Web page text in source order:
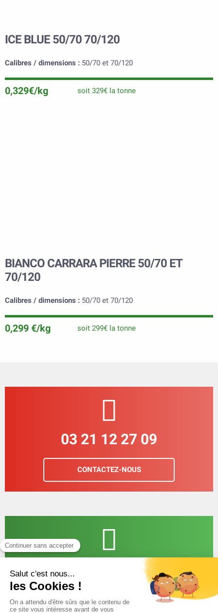
ICE BLUE 50/70 70/120
Calibres / dimensions : 50/70 et 70/120
0,329€/kg soit 329€ la tonne
BIANCO CARRARA PIERRE 50/70 ET
70/120
Calibres / dimensions : 50/70 et 70/120
0,299 €/kg soit 299€ la tonne
03 21 12 27 09
CONTACTEZ-NOUS
LIVRAISON À DOMICILE
Choisissez vos produits en toute sérénité, on
s'occupe de la livraison.